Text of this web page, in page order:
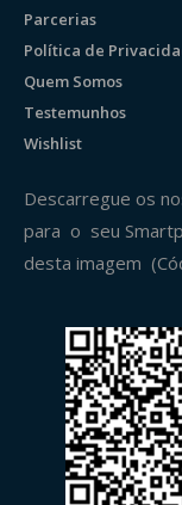
Parcerias
Política de
Quem Somos
Testemunhos
Wishlist
Descarregue os
para o seu
desta imagem